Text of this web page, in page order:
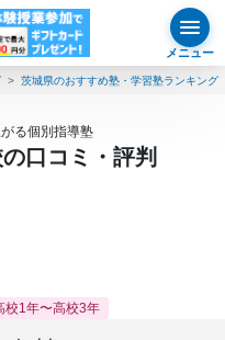
メニュー
茨城県のおすすめ塾・学習塾ランキング
る個別指導塾
口コミ・評判
校1年〜高校3年